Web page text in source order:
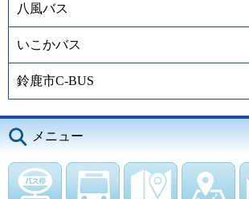
八風バス
いこかバス
鈴鹿市C-BUS
メニュー